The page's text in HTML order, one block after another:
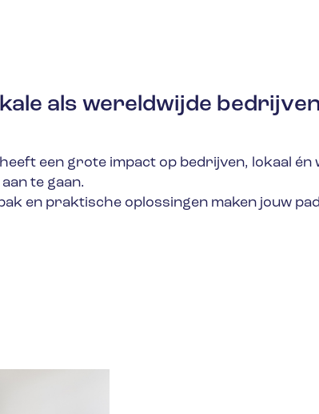
als wereldwijde
heeft een grote impact op bedrijven, lokaal
te gaan.
en praktische oplossingen maken jouw